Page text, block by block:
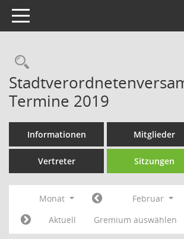
Toggle navigation
Rechercheauswahl
Termine 2019
Informationen Mitglieder
Vertreter Sitzungen
Monat Februar
Aktuell
Gremium auswählen